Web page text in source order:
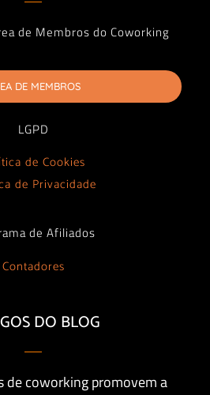
de Membros do Coworking
DE MEMBROS
LGPD
de Cookies
de Privacidade
de Afiliados
Contadores
DO BLOG
de coworking promovem a